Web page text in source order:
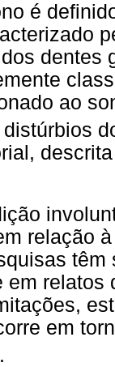
é
dentes
ao
relação
em relatos
em
.